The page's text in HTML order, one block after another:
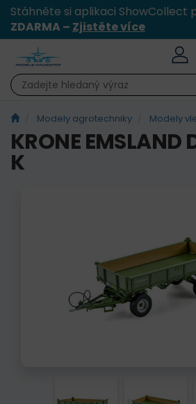
Stáhněte si aplikaci ShowCollect
ZDARMA – Zjistěte více
Modely agrotechniky Modely
KRONE EMSLAND
K